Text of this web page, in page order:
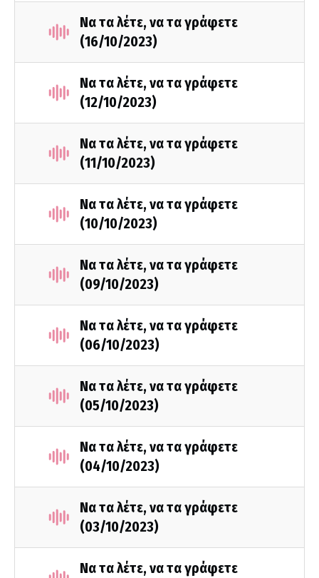
Να τα λέτε, να τα γράφετε
(16/10/2023)
Να τα λέτε, να τα γράφετε
(12/10/2023)
Να τα λέτε, να τα γράφετε
(11/10/2023)
Να τα λέτε, να τα γράφετε
(10/10/2023)
Να τα λέτε, να τα γράφετε
(09/10/2023)
Να τα λέτε, να τα γράφετε
(06/10/2023)
Να τα λέτε, να τα γράφετε
(05/10/2023)
Να τα λέτε, να τα γράφετε
(04/10/2023)
Να τα λέτε, να τα γράφετε
(03/10/2023)
Να τα λέτε, να τα γράφετε